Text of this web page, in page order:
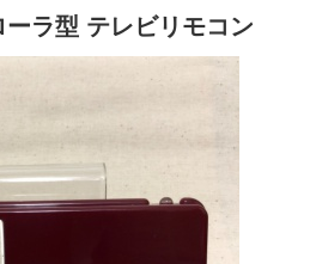
ラ型 テレビリモコン